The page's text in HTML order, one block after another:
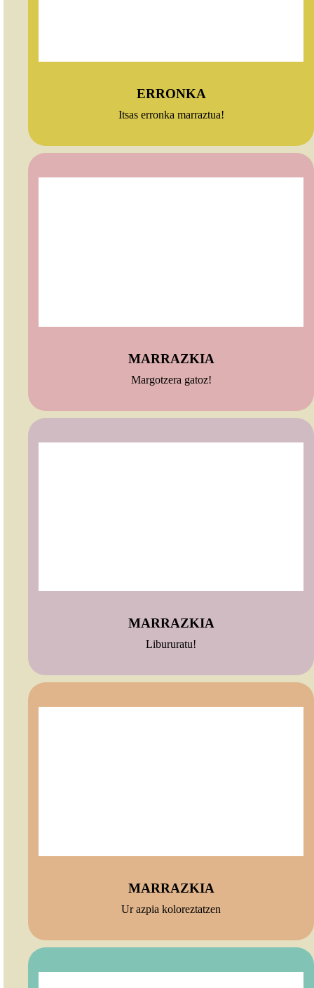
ERRONKA
Itsas erronka marraztua!
MARRAZKIA
Margotzera gatoz!
MARRAZKIA
Libururatu!
MARRAZKIA
Ur azpia koloreztatzen